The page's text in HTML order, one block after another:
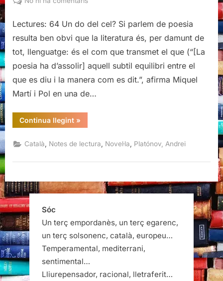
rasa,
Andrei
Lectures: 64 Un do del cel? Si parlem de poesia
resulta ben obvi que la literatura és, per damunt de
tot, llenguatge: és el com que transmet el que (“[La
poesia ha d’assolir] aquell subtil equilibri entre el
que es diu i la manera com es dit.”, afirma Miquel
Martí i Pol en una de…
Continua llegint“La
rasa,
Platónov”
»
Català Notes de lectura Novel·la Platónov, Andrei
Sóc
Un terç empordanès, un terç egarenc,
un terç solsonenc, català, europeu…
Temperamental, mediterrani,
sentimental…
Lliurepensador, racional, lletraferit…